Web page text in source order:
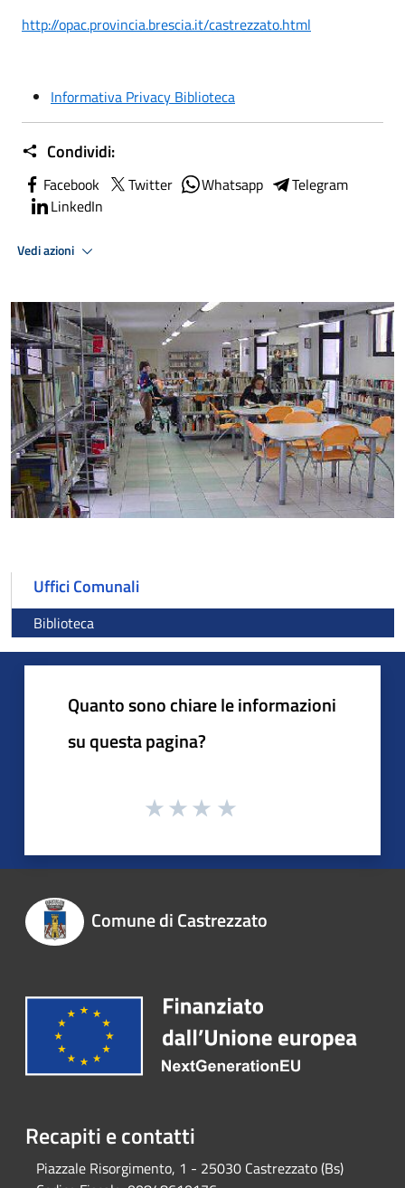
http://opac.provincia.brescia.it/castrezzato.html
Informativa Privacy Biblioteca
Condividi:
Facebook Twitter Whatsapp
Telegram
LinkedIn
Vedi azioni
Uffici Comunali
Biblioteca
Quanto sono chiare le informazioni
su questa pagina?
Comune di Castrezzato
Recapiti e contatti
Piazzale Risorgimento, 1 - 25030 Castrezzato (Bs)